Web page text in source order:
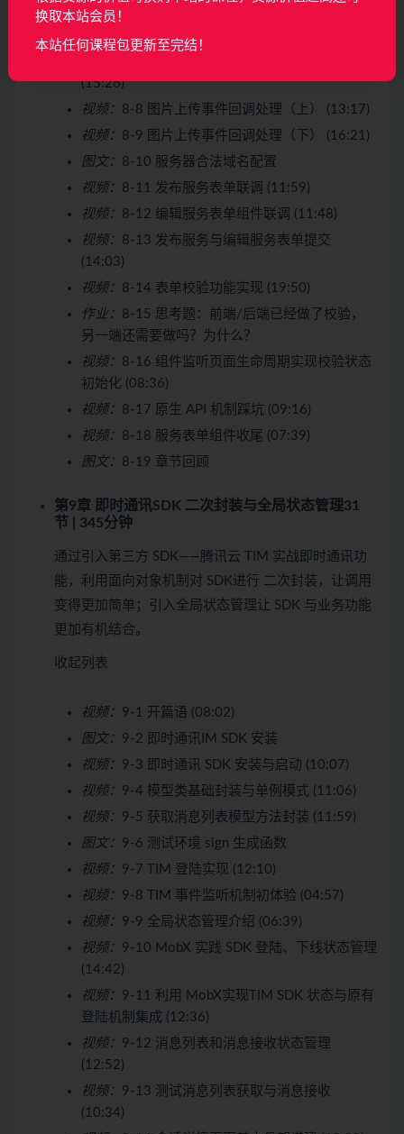
视频：
(13:42)
(15:26)
视频： 8-8 图片上传事件回调处理（上） (13:17)
视频： 8-9 图片上传事件回调处理（下） (16:21)
图文： 8-10 服务器合法域名配置
视频： 8-11 发布服务表单联调 (11:59)
视频： 8-12 编辑服务表单组件联调 (11:48)
视频： 8-13 发布服务与编辑服务表单提交
(14:03)
视频： 8-14 表单校验功能实现 (19:50)
作业： 8-15 思考题：前端/后端已经做了校验，
另一端还需要做吗？为什么？
视频： 8-16 组件监听页面生命周期实现校验状态
初始化 (08:36)
视频： 8-17 原生 API 机制踩坑 (09:16)
视频： 8-18 服务表单组件收尾 (07:39)
图文： 8-19 章节回顾
第9章 即时通讯SDK 二次封装与全局状态管理31
节 | 345分钟
通过引入第三方 SDK——腾讯云 TIM 实战即时通讯功
能，利用面向对象机制对 SDK进行 二次封装，让调用
变得更加简单；引入全局状态管理让 SDK 与业务功能
更加有机结合。
收起列表
视频： 9-1 开篇语 (08:02)
图文： 9-2 即时通讯IM SDK 安装
视频： 9-3 即时通讯 SDK 安装与启动 (10:07)
视频： 9-4 模型类基础封装与单例模式 (11:06)
视频： 9-5 获取消息列表模型方法封装 (11:59)
图文： 9-6 测试环境 sign 生成函数
视频： 9-7 TIM 登陆实现 (12:10)
视频： 9-8 TIM 事件监听机制初体验 (04:57)
视频： 9-9 全局状态管理介绍 (06:39)
视频： 9-10 MobX 实践 SDK 登陆、下线状态管理
(14:42)
视频： 9-11 利用 MobX实现TIM SDK 状态与原有
登陆机制集成 (12:36)
视频： 9-12 消息列表和消息接收状态管理
(12:52)
视频： 9-13 测试消息列表获取与消息接收
(10:34)
换取本站会员！
本站任何课程包更新至完结！